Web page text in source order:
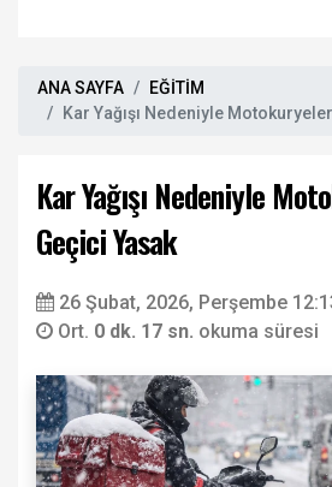
ANA SAYFA
EĞİTİM
Kar Yağışı Nedeniyle
Kar Yağışı Nedeniyle
Geçici Yasak
26 Şubat, 2026, Perşembe
Ort. 0 dk. 17 sn. okuma süresi